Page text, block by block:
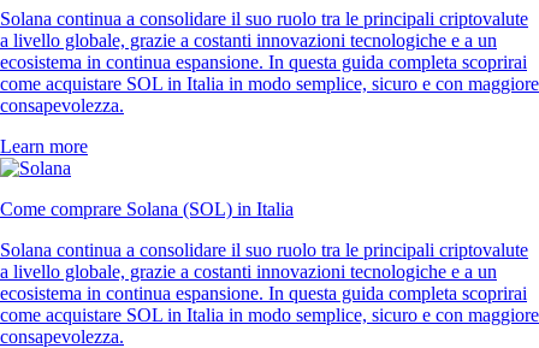
Solana continua a consolidare il suo ruolo tra le principali criptovalute
a livello globale, grazie a costanti innovazioni tecnologiche e a un
ecosistema in continua espansione. In questa guida completa scoprirai
come acquistare SOL in Italia in modo semplice, sicuro e con maggiore
consapevolezza.
Learn more
Come comprare Solana (SOL) in Italia
Solana continua a consolidare il suo ruolo tra le principali criptovalute
a livello globale, grazie a costanti innovazioni tecnologiche e a un
ecosistema in continua espansione. In questa guida completa scoprirai
come acquistare SOL in Italia in modo semplice, sicuro e con maggiore
consapevolezza.